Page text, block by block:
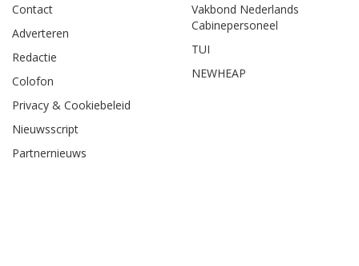
Contact
Adverteren
Redactie
Colofon
Privacy & Cookiebeleid
Nieuwsscript
Partnernieuws
Vakbond Nederlands
Cabinepersoneel
TUI
NEWHEAP